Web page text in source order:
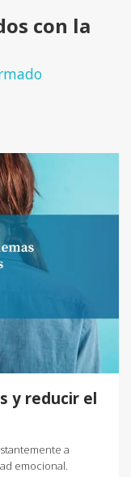
con la
y reducir el
a
emocional.